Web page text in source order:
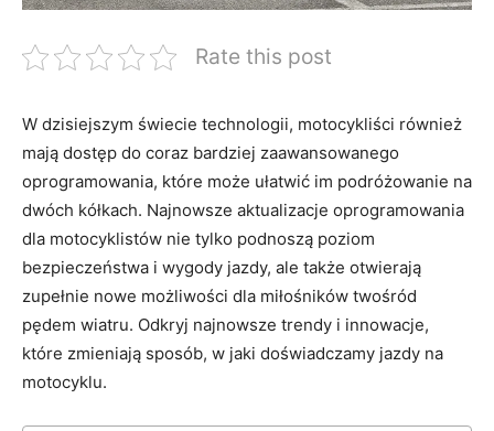
Rate this post
W‍ dzisiejszym⁢ świecie technologii, motocykliści również
mają dostęp do coraz bardziej zaawansowanego⁤
oprogramowania, które może⁣ ułatwić im podróżowanie na
dwóch kółkach. Najnowsze aktualizacje oprogramowania
dla motocyklistów nie ‌tylko ​podnoszą poziom
bezpieczeństwa i ‍wygody jazdy,‌ ale także otwierają
zupełnie‌ nowe możliwości dla ‍miłośników twośród
pędem ⁣wiatru. Odkryj najnowsze trendy i innowacje,
które zmieniają sposób, w⁤ jaki doświadczamy jazdy na
motocyklu.